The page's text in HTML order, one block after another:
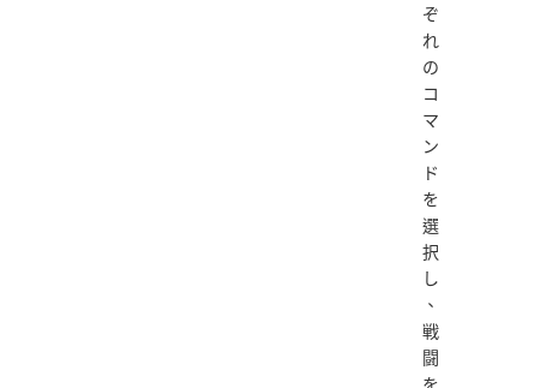
ぞ
れ
の
コ
マ
ン
ド
を
選
択
し
、
戦
闘